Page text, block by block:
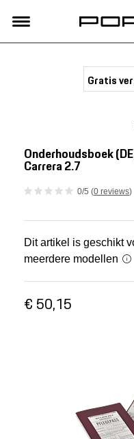
Nieuw
Mijn account
Porsche informatie
Gratis
Onderhoudsboek
Carrera 2.7
0/5 (0 reviews)
Dit artikel is geschikt
meerdere modellen
€ 50,15